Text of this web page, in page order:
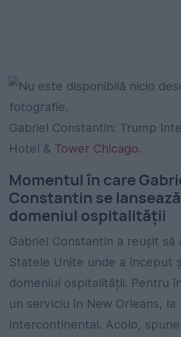
Gabriel Constantin: Trump
Hotel & Tower Chicago.
Momentul în care
Constantin se
domeniul ospitalității
Gabriel Constantin a reușit să
Statele Unite unde a început
domeniul ospitalității. Pentru
un serviciu în New Orleans, la
Intercontinental. Acolo,